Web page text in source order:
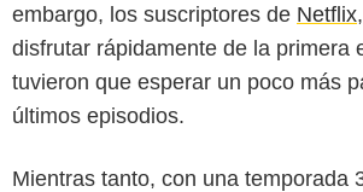
embargo, los suscriptores de Netflix
disfrutar rápidamente de la primera
tuvieron que esperar un poco más
últimos episodios.
Mientras tanto, con una temporada